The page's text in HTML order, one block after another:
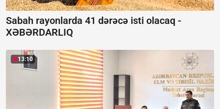
Sabah rayonlarda 41 dərəcə isti olacaq -
XƏBƏRDARLIQ
13:10